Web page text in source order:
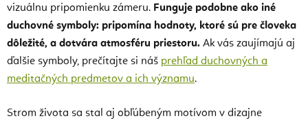
vizuálnu pripomienku zámeru. Funguje podobne ako iné
duchovné symboly: pripomína hodnoty, ktoré sú pre človeka
dôležité, a dotvára atmosféru priestoru. Ak vás zaujímajú aj
ďalšie symboly, prečítajte si náš prehľad duchovných a
meditačných predmetov a ich významu.
Strom života sa stal aj obľúbeným motívom v dizajne